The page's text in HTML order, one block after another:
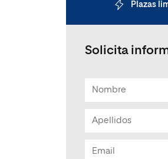
Plazas
Solicita